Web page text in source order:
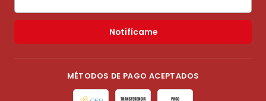
Notifícame
MÉTODOS DE PAGO ACEPTADOS